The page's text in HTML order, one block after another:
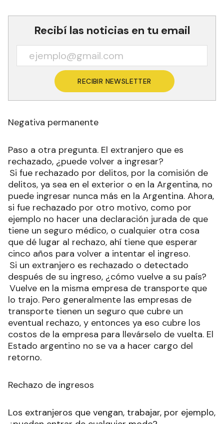
Recibí las noticias en tu email
RECIBIR NEWSLETTER
Negativa permanente
Paso a otra pregunta. El extranjero que es
rechazado, ¿puede volver a ingresar?
Si fue rechazado por delitos, por la comisión de
delitos, ya sea en el exterior o en la Argentina, no
puede ingresar nunca más en la Argentina. Ahora,
si fue rechazado por otro motivo, como por
ejemplo no hacer una declaración jurada de que
tiene un seguro médico, o cualquier otra cosa
que dé lugar al rechazo, ahí tiene que esperar
cinco años para volver a intentar el ingreso.
Si un extranjero es rechazado o detectado
después de su ingreso, ¿cómo vuelve a su país?
Vuelve en la misma empresa de transporte que
lo trajo. Pero generalmente las empresas de
transporte tienen un seguro que cubre un
eventual rechazo, y entonces ya eso cubre los
costos de la empresa para llevárselo de vuelta. El
Estado argentino no se va a hacer cargo del
retorno.
Rechazo de ingresos
Los extranjeros que vengan, trabajar, por ejemplo,